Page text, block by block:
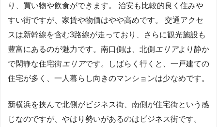
り、買い物や飲食ができます。 治安も比較的良く住みや
すい街ですが、家賃や物価はやや高めです。 交通アクセ
スは新幹線を含む3路線が走っており、さらに観光施設も
豊富にあるのが魅力です。南口側は、北側 エリアより静か
で閑静な住宅街エリアです。しばらく行くと、一戸建ての
住宅が多く、一人暮らし向きのマンションは少なめです。
新横浜を挟んで北側がビジネス街、南側が住宅街という感
じなのですが、やはり勢いがあるのはビジネス街です。